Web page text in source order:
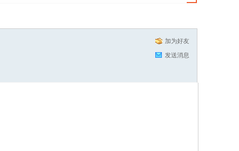
加为好友
发送消息